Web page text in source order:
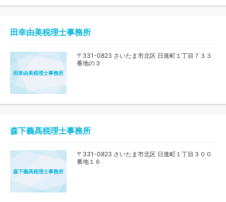
田幸由美税理士事務所
田幸由美税理士事務所
〒331-0823 さいたま市北区 日進町１丁目７３３
番地の３
森下義髙税理士事務所
森下義髙税理士事務所
〒331-0823 さいたま市北区 日進町１丁目３００
番地１６